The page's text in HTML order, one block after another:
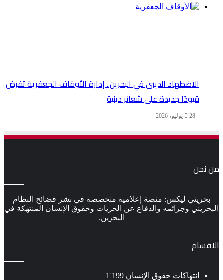
الاضطهاد الديني في البحرين.. إدارة الأوقاف الجعفرية تفرض
قيودًا جديدة على شعائر دينية
28 يوليو، 2026
من نحن
بحريني ليكس: منصة إعلامية متخصصة في نشر فضائح النظام
البحريني وجرائمه والدفاع عن الحريات وحقوق الإنسان المنتهكة في
البحرين.
الاقسام
انتهاكات حقوق الإنسان 1٬199